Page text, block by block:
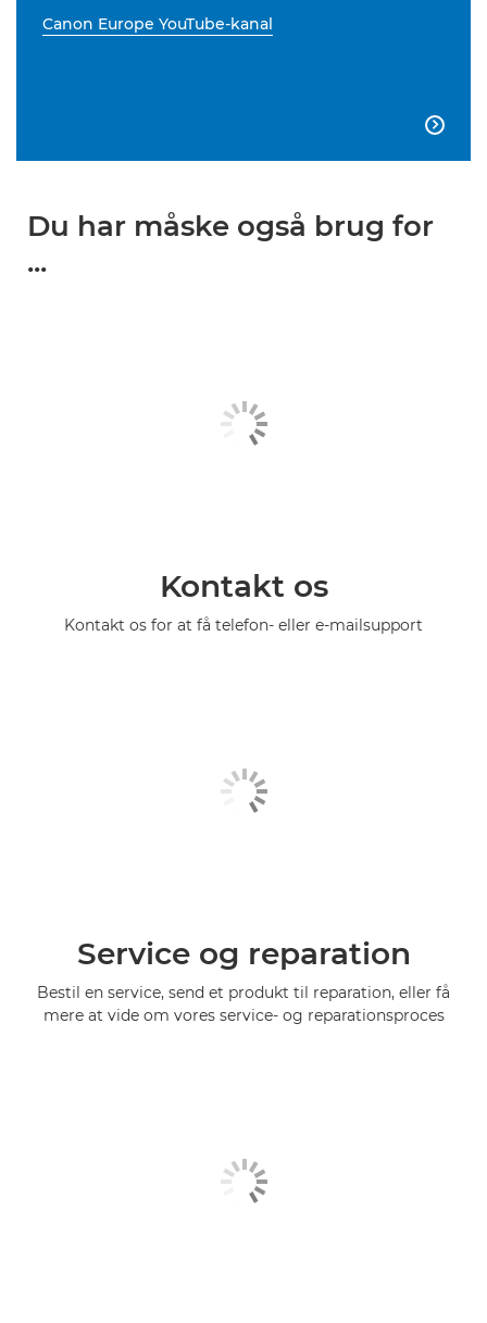
Canon Europe YouTube-kanal

Du har måske også brug for
...
Kontakt os
Kontakt os for at få telefon- eller e-mailsupport
Service og reparation
Bestil en service, send et produkt til reparation, eller få
mere at vide om vores service- og reparationsproces